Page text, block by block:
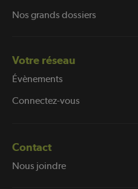
Nos grands dossiers
Votre réseau
Évènements
Connectez-vous
Contact
Nous joindre